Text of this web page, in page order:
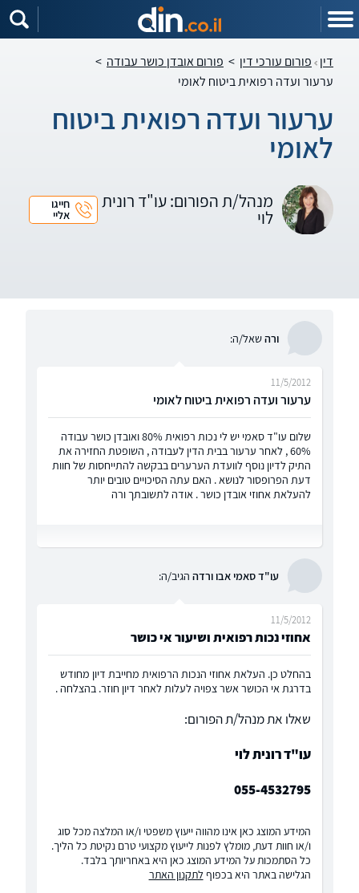
דין פורום עורכי דין > פורום אובדן כושר עבודה >
ערעור ועדה רפואית ביטוח לאומי
ערעור ועדה רפואית ביטוח
לאומי
מנהל/ת הפורום: עו"ד רונית
לוי
חייגו
אליי
ורהשאל/ה:
ערעור ועדה רפואית ביטוח לאומי
11/5/2012
שלום עו"ד סאמי יש לי נכות רפואית 80% ואובדן כושר עבודה
60% , לאחר ערעור בבית הדין לעבודה , השופטת החזירה את
התיק לדיון נוסף לוועדת הערערים בבקשה להתייחסות של חוות
דעת הפרופסור לנושא . האם עתה הסיכויים טובים יותר
להעלאת אחוזי אובדן כושר . אודה לתשובתך ורה
עו"ד סאמי אבו ורדה הגיב/ה:
אחוזי נכות רפואית ושיעור אי כושר
11/5/2012
בהחלט כן. העלאת אחוזי הנכות הרפואית מחייבת דיון מחודש
בדרגת אי הכושר אשר צפויה לעלות לאחר דיון חוזר. בהצלחה .
שאלו את מנהל/ת הפורום:
עו"ד רונית לוי
055-4532795
המידע המוצג כאן אינו מהווה ייעוץ משפטי ו/או המלצה מכל סוג
ו/או חוות דעת, מומלץ לפנות לייעוץ מקצועי טרם נקיטת כל הליך.
כל הסתמכות על המידע המוצג כאן היא באחריותך בלבד.
הגלישה באתר היא בכפוף לתקנון האתר